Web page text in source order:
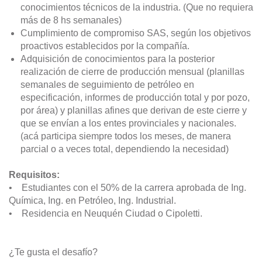
conocimientos técnicos de la industria. (Que no requiera
más de 8 hs semanales)
Cumplimiento de compromiso SAS, según los objetivos
proactivos establecidos por la compañía.
Adquisición de conocimientos para la posterior
realización de cierre de producción mensual (planillas
semanales de seguimiento de petróleo en
especificación, informes de producción total y por pozo,
por área) y planillas afines que derivan de este cierre y
que se envían a los entes provinciales y nacionales.
(acá participa siempre todos los meses, de manera
parcial o a veces total, dependiendo la necesidad)
Requisitos:
• Estudiantes con el 50% de la carrera aprobada de Ing.
Química, Ing. en Petróleo, Ing. Industrial.
• Residencia en Neuquén Ciudad o Cipoletti.
¿Te gusta el desafío?